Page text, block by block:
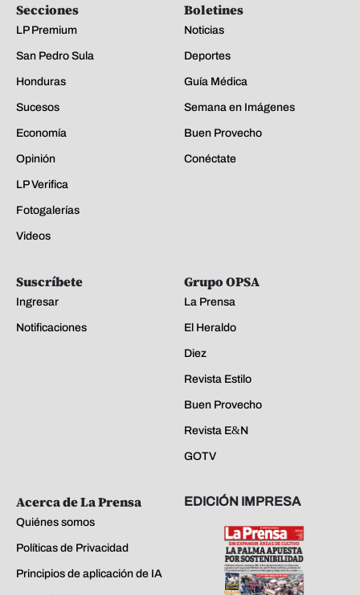
Secciones
LP Premium
San Pedro Sula
Honduras
Sucesos
Economía
Opinión
LP Verifica
Fotogalerías
Videos
Boletines
Noticias
Deportes
Guía Médica
Semana en Imágenes
Buen Provecho
Conéctate
Suscríbete
Ingresar
Notificaciones
Grupo OPSA
La Prensa
El Heraldo
Diez
Revista Estilo
Buen Provecho
Revista E&N
GOTV
Acerca de La Prensa
Quiénes somos
Políticas de Privacidad
Principios de aplicación de IA
EDICIÓN IMPRESA